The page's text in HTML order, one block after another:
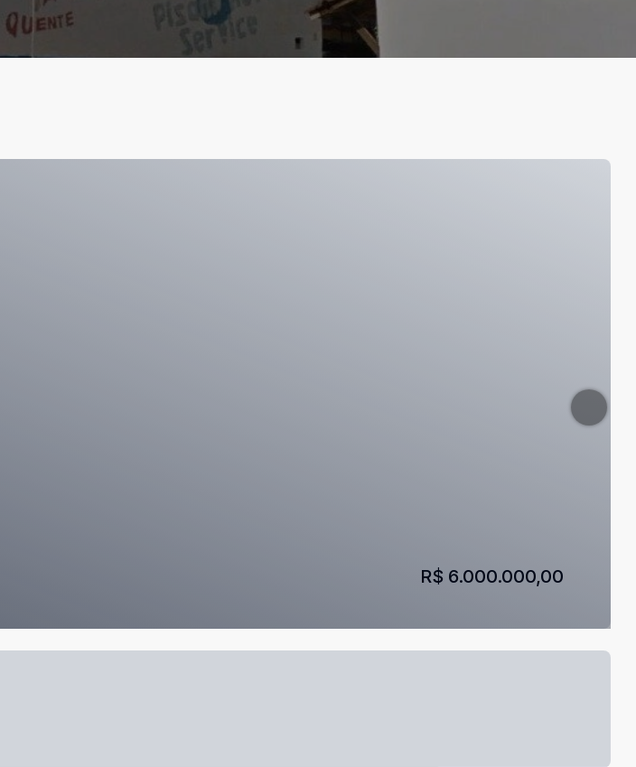
R$ 6.000.000,00